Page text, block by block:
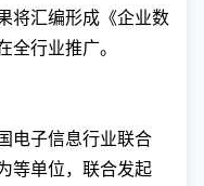
将汇编形成《企业数
行业推广。
电子信息行业联合
等单位，联合发起